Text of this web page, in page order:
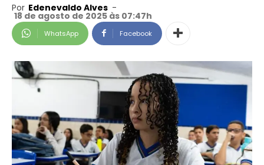
Por Edenevaldo Alves -
18 de agosto de 2025 às 07:47h
WhatsApp Facebook